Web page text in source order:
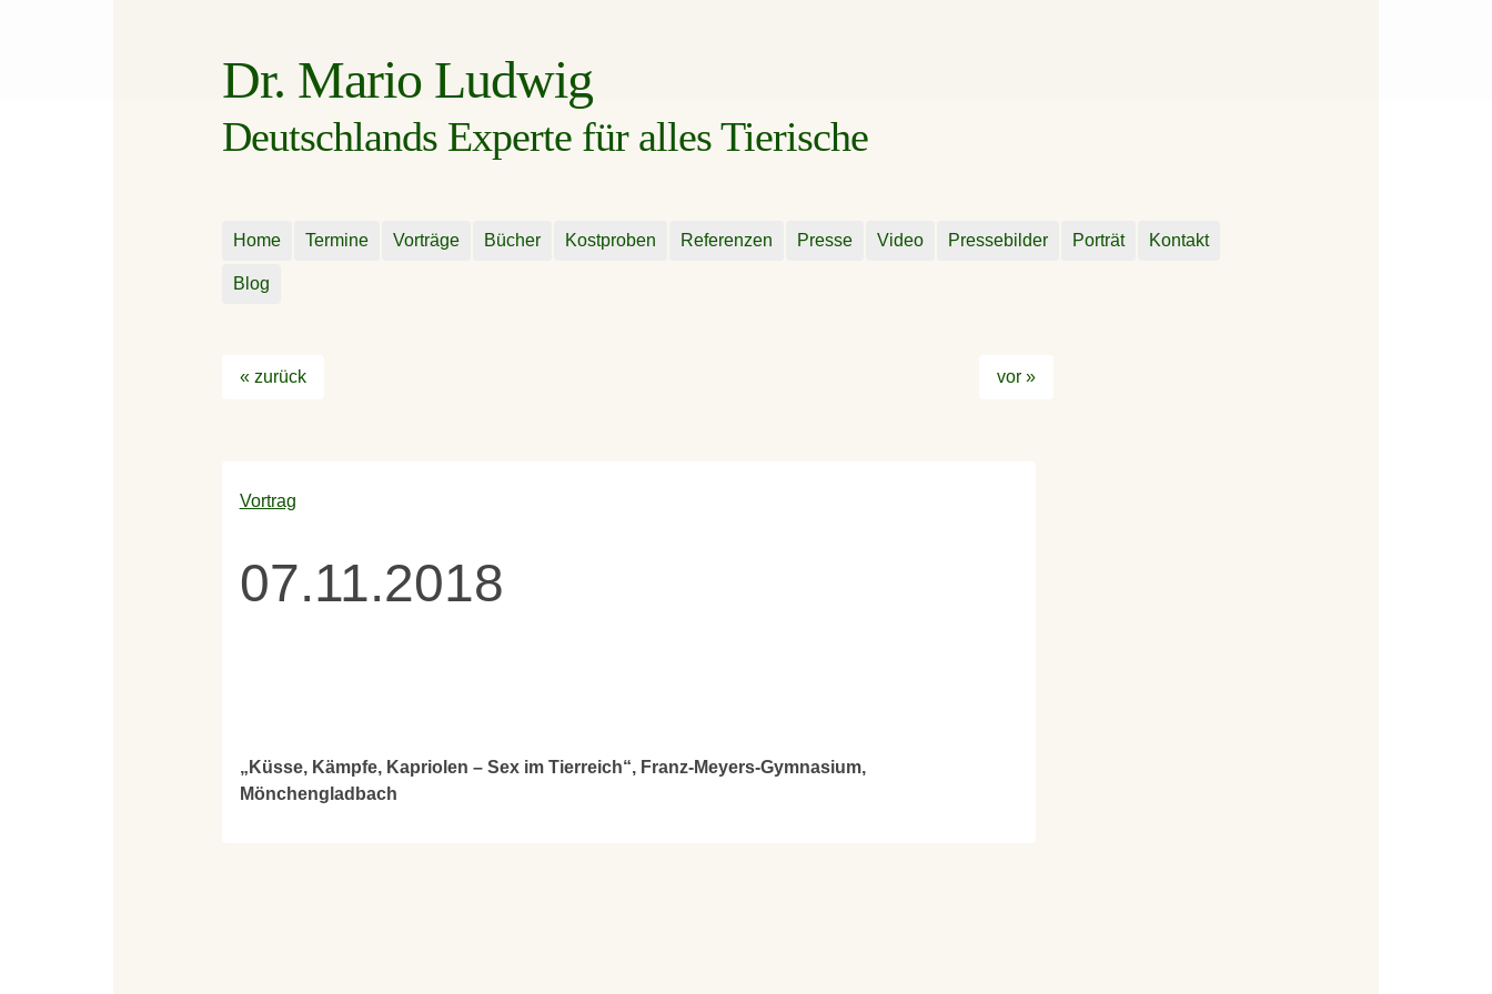
Dr. Mario Ludwig
Deutschlands Experte für alles Tierische
Home Termine Vorträge Bücher Kostproben Referenzen Presse Video Pressebilder Porträt Kontakt
Blog
« zurück vor »
Vortrag
07.11.2018
„Küsse, Kämpfe, Kapriolen – Sex im Tierreich“, Franz-Meyers-Gymnasium,
Mönchengladbach